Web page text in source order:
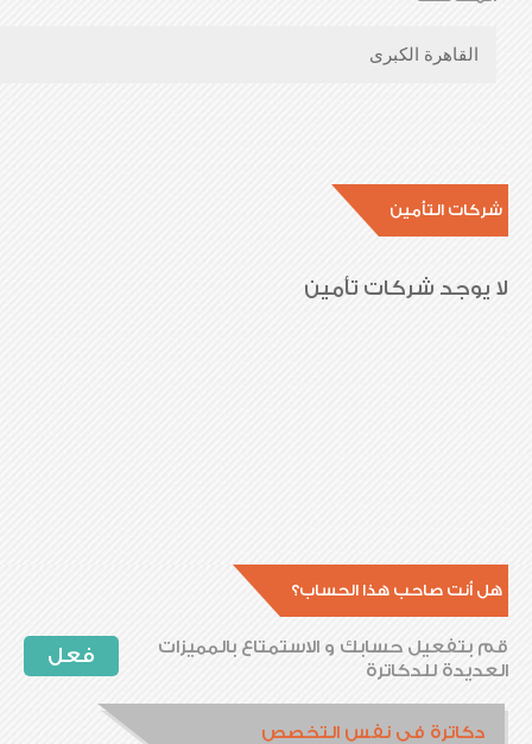
القاهرة الكبرى
شركات التأمين
لا يوجد شركات تأمين
هل أنت صاحب هذا الحساب؟
فعل
قم بتفعيل حسابك و الاستمتاع بالمميزات
العديدة للدكاترة
دكاترة فى نفس التخصص